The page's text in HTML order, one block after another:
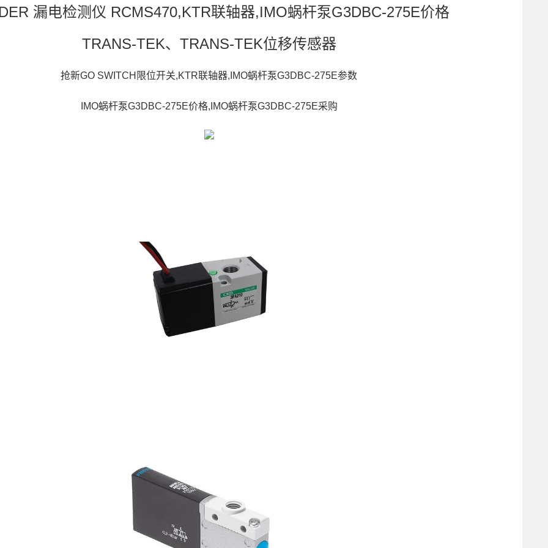
漏电检测仪 RCMS470,KTR联轴器,IMO蜗杆泵G3DBC-275E价格
TRANS-TEK、TRANS-TEK位移传感器
抢新GO SWITCH限位开关,KTR联轴器,IMO蜗杆泵G3DBC-275E参数
IMO蜗杆泵G3DBC-275E价格,IMO蜗杆泵G3DBC-275E采购